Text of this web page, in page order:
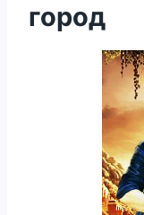
город